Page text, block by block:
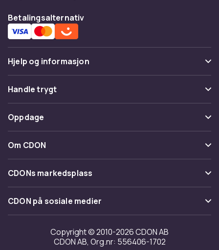
Betalingsalternativ
Hjelp og informasjon
Vanlige spørsmål
Spor pakke
Angre & returner her
Kontakt oss
Handle trygt
Betaling
Levering
Tilbakekallinger
Oppdage
Kategorier
Varemerker
Om CDON
Om oss
Kundeanmeldelser
Jobbe på CDON
Investor relations
Tilgjengelighet
CDONs markedsplass
Merchant Help Center
CDON på sosiale medier
Copyright © 2010-2026 CDON AB
CDON AB, Org.nr: 556406-1702